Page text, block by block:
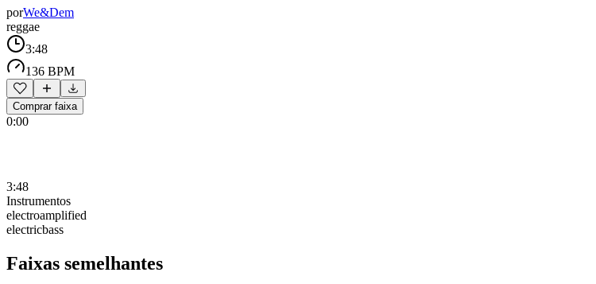
porWe&Dem
reggae
3:48
136 BPM
Comprar faixa
0:00
3:48
Instrumentos
electroamplified
electricbass
Faixas semelhantes